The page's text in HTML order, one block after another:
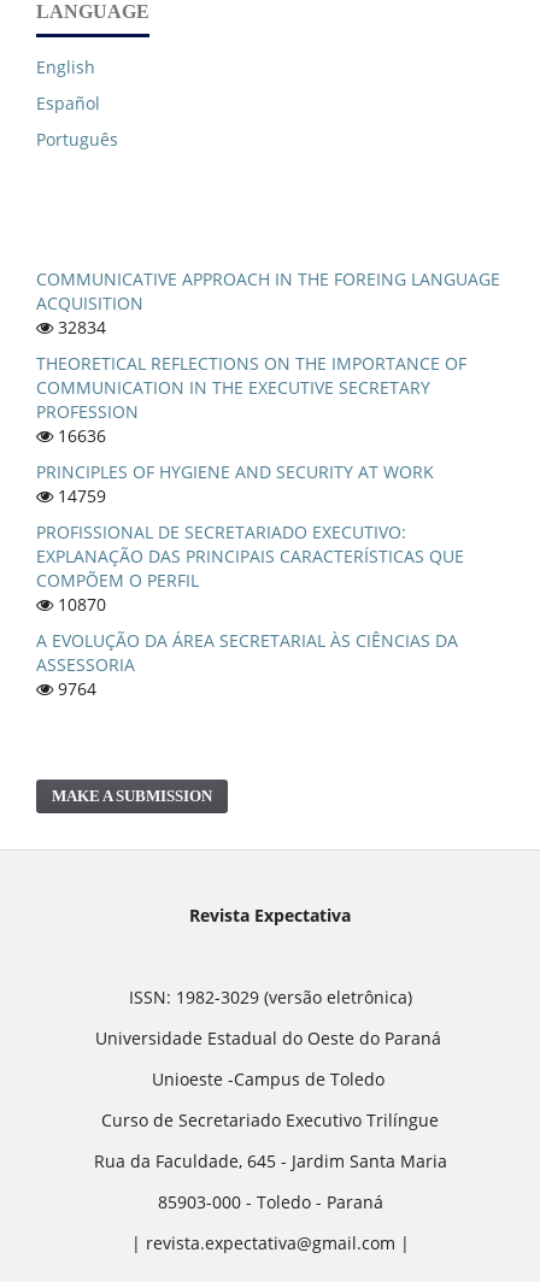
LANGUAGE
English
Español
Português
COMMUNICATIVE APPROACH IN THE FOREING LANGUAGE
ACQUISITION
32834
THEORETICAL REFLECTIONS ON THE IMPORTANCE OF
COMMUNICATION IN THE EXECUTIVE SECRETARY
PROFESSION
16636
PRINCIPLES OF HYGIENE AND SECURITY AT WORK
14759
PROFISSIONAL DE SECRETARIADO EXECUTIVO:
EXPLANAÇÃO DAS PRINCIPAIS CARACTERÍSTICAS QUE
COMPÕEM O PERFIL
10870
A EVOLUÇÃO DA ÁREA SECRETARIAL ÀS CIÊNCIAS DA
ASSESSORIA
9764
MAKE A SUBMISSION
Revista Expectativa
ISSN: 1982-3029 (versão eletrônica)
Universidade Estadual do Oeste do Paraná
Unioeste -Campus de Toledo
Curso de Secretariado Executivo Trilíngue
Rua da Faculdade, 645 - Jardim Santa Maria
85903-000 - Toledo - Paraná
| revista.expectativa@gmail.com |